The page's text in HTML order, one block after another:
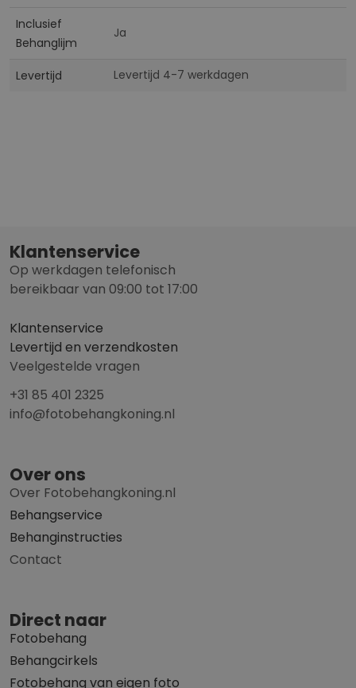
Inclusief
Behanglijm
Ja
Levertijd Levertijd 4-7 werkdagen
Klantenservice
Op werkdagen telefonisch
bereikbaar van 09:00 tot 17:00
Klantenservice
Levertijd en verzendkosten
Veelgestelde vragen
+31 85 401 2325
info@fotobehangkoning.nl
Over ons
Over Fotobehangkoning.nl
Behangservice
Behanginstructies
Contact
Direct naar
Fotobehang
Behangcirkels
Fotobehang van eigen foto